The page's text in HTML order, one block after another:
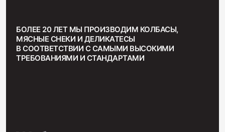
БОЛЕЕ 20 ЛЕТ МЫ ПРОИЗВОДИМ КОЛБАСЫ,
МЯСНЫЕ СНЕКИ И ДЕЛИКАТЕСЫ
В СООТВЕТСТВИИ С САМЫМИ ВЫСОКИМИ
ТРЕБОВАНИЯМИ И СТАНДАРТАМИ